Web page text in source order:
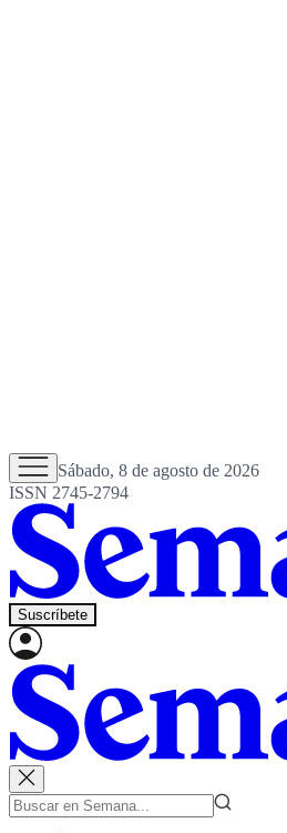
Sábado, 8 de agosto de 2026
ISSN 2745-2794
Suscríbete